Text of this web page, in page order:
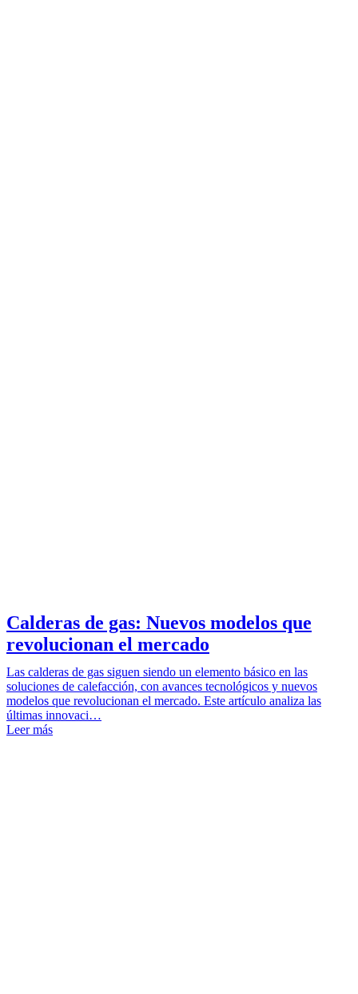
Calderas de gas: Nuevos modelos que
revolucionan el mercado
Las calderas de gas siguen siendo un elemento básico en las
soluciones de calefacción, con avances tecnológicos y nuevos
modelos que revolucionan el mercado. Este artículo analiza las
últimas innovaci…
Leer más